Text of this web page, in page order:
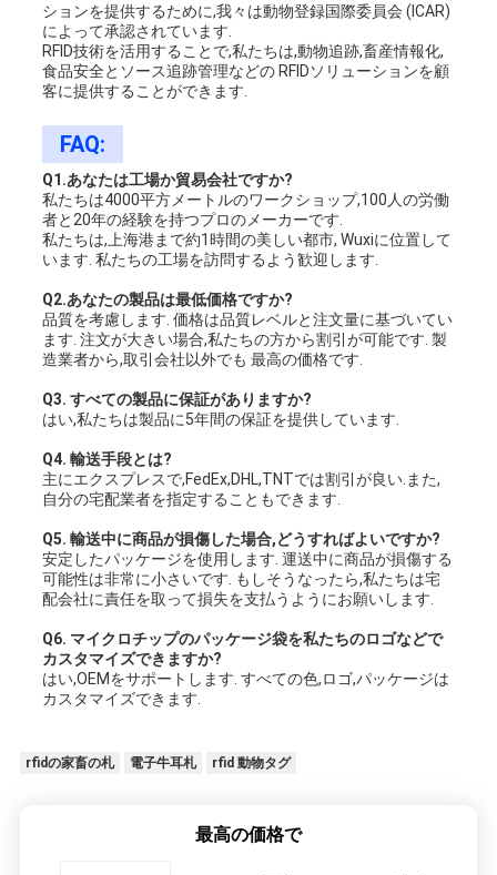
PRIVACY
POLICY
ションを提供するために,我々は動物登録国際委員会 (ICAR)
によって承認されています.
RFID技術を活用することで,私たちは,動物追跡,畜産情報化,
食品安全とソース追跡管理などの RFIDソリューションを顧
客に提供することができます.
FAQ:
Q1.あなたは工場か貿易会社ですか?
私たちは4000平方メートルのワークショップ,100人の労働
者と20年の経験を持つプロのメーカーです.
私たちは,上海港まで約1時間の美しい都市, Wuxiに位置して
います. 私たちの工場を訪問するよう歓迎します.
Q2.あなたの製品は最低価格ですか?
品質を考慮します. 価格は品質レベルと注文量に基づいてい
ます. 注文が大きい場合,私たちの方から割引が可能です. 製
造業者から,取引会社以外でも 最高の価格です.
Q3. すべての製品に保証がありますか?
はい,私たちは製品に5年間の保証を提供しています.
Q4. 輸送手段とは?
主にエクスプレスで,FedEx,DHL,TNTでは割引が良い.また,
自分の宅配業者を指定することもできます.
Q5. 輸送中に商品が損傷した場合,どうすればよいですか?
安定したパッケージを使用します. 運送中に商品が損傷する
可能性は非常に小さいです. もしそうなったら,私たちは宅
配会社に責任を取って損失を支払うようにお願いします.
Q6. マイクロチップのパッケージ袋を私たちのロゴなどで
カスタマイズできますか?
はい,OEMをサポートします. すべての色,ロゴ,パッケージは
カスタマイズできます.
rfidの家畜の札 電子牛耳札 rfid 動物タグ
最高の価格で